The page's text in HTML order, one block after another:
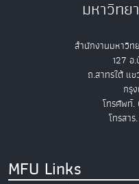
มหาวิทย
สำนักงานมหาวิท
127
ถ.สาทรใต้ แ
กรุ
โทรศัพท์
โทรสา
MFU Links